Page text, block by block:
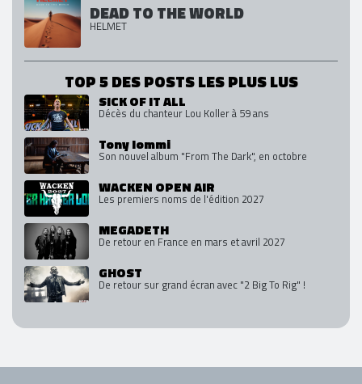
DEAD TO THE WORLD
HELMET
TOP 5 DES POSTS LES PLUS LUS
SICK OF IT ALL
Décès du chanteur Lou Koller à 59 ans
Tony Iommi
Son nouvel album "From The Dark", en octobre
WACKEN OPEN AIR
Les premiers noms de l'édition 2027
MEGADETH
De retour en France en mars et avril 2027
GHOST
De retour sur grand écran avec "2 Big To Rig" !